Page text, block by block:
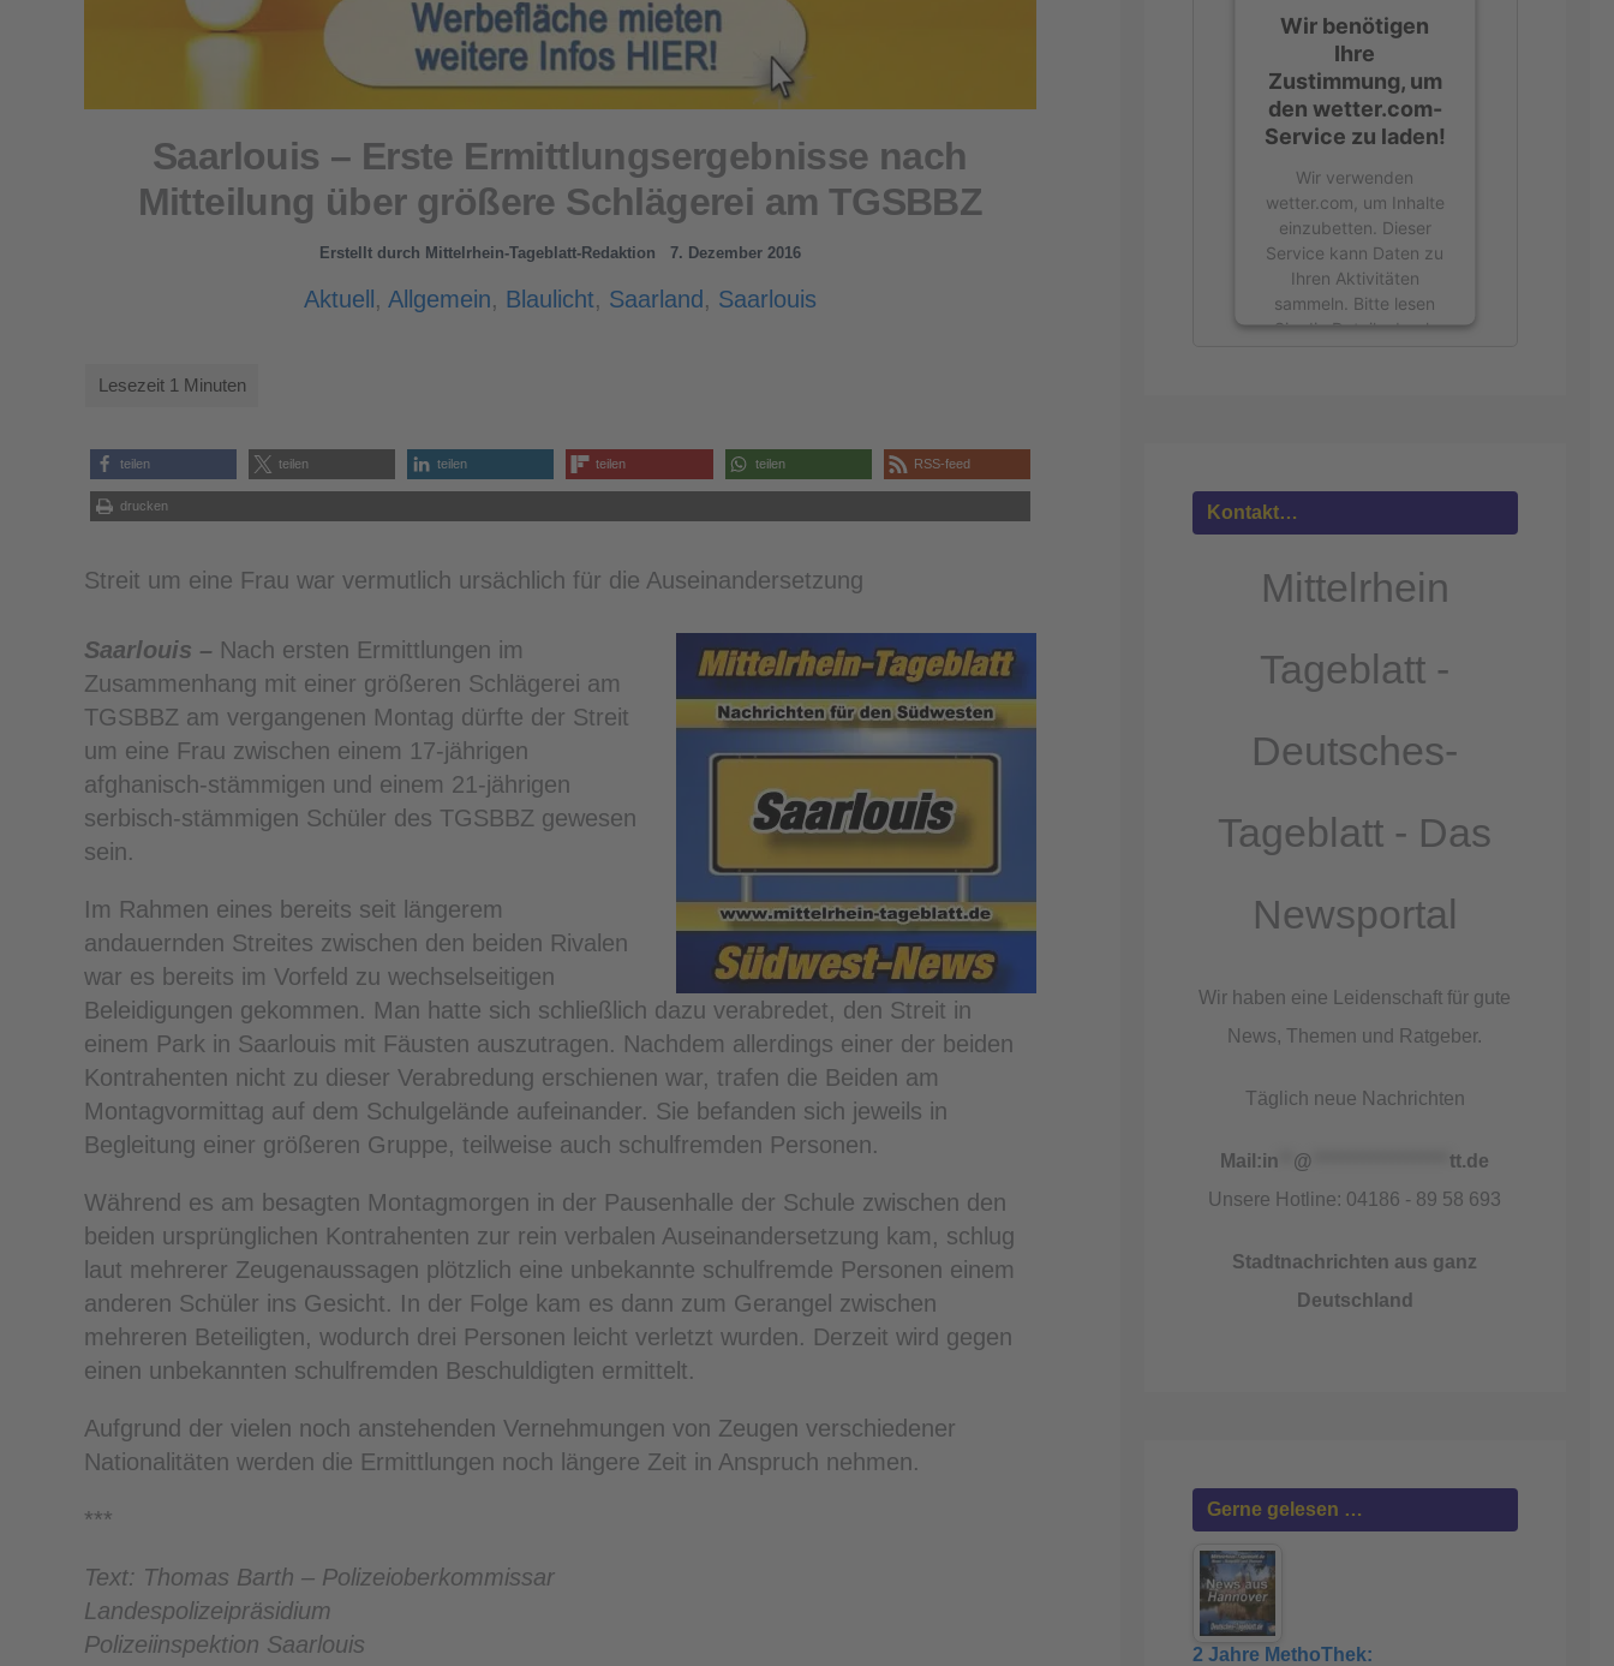
Saarlouis – Erste Ermittlungsergebnisse nach
Mitteilung über größere Schlägerei am TGSBBZ
Erstellt durch Mittelrhein-Tageblatt-Redaktion 7. Dezember 2016
Aktuell, Allgemein, Blaulicht, Saarland, Saarlouis
teilen teilen teilen teilen teilen RSS-feed
drucken
Streit um eine Frau war vermutlich ursächlich für die Auseinandersetzung
Saarlouis – Nach ersten Ermittlungen im
Zusammenhang mit einer größeren Schlägerei am
TGSBBZ am vergangenen Montag dürfte der Streit
um eine Frau zwischen einem 17-jährigen
afghanisch-stämmigen und einem 21-jährigen
serbisch-stämmigen Schüler des TGSBBZ gewesen
sein.
Im Rahmen eines bereits seit längerem
andauernden Streites zwischen den beiden Rivalen
war es bereits im Vorfeld zu wechselseitigen
Beleidigungen gekommen. Man hatte sich schließlich dazu verabredet, den Streit in
einem Park in Saarlouis mit Fäusten auszutragen. Nachdem allerdings einer der beiden
Kontrahenten nicht zu dieser Verabredung erschienen war, trafen die Beiden am
Montagvormittag auf dem Schulgelände aufeinander. Sie befanden sich jeweils in
Begleitung einer größeren Gruppe, teilweise auch schulfremden Personen.
Während es am besagten Montagmorgen in der Pausenhalle der Schule zwischen den
beiden ursprünglichen Kontrahenten zur rein verbalen Auseinandersetzung kam, schlug
laut mehrerer Zeugenaussagen plötzlich eine unbekannte schulfremde Personen einem
anderen Schüler ins Gesicht. In der Folge kam es dann zum Gerangel zwischen
mehreren Beteiligten, wodurch drei Personen leicht verletzt wurden. Derzeit wird gegen
einen unbekannten schulfremden Beschuldigten ermittelt.
Aufgrund der vielen noch anstehenden Vernehmungen von Zeugen verschiedener
Nationalitäten werden die Ermittlungen noch längere Zeit in Anspruch nehmen.
***
Text: Thomas Barth – Polizeioberkommissar
Landespolizeipräsidium
Polizeiinspektion Saarlouis
Wir benötigen
Ihre
Zustimmung, um
den wetter.com-
Service zu laden!
Wir verwenden
wetter.com, um Inhalte
einzubetten. Dieser
Service kann Daten zu
Ihren Aktivitäten
sammeln. Bitte lesen
Sie die Details durch
Informationen
powered by
& eRecht24
Kontakt…
Mittelrhein
Tageblatt -
Deutsches-
Tageblatt - Das
Newsportal
Wir haben eine Leidenschaft für gute
News, Themen und Ratgeber.
Täglich neue Nachrichten
Mail:in @ *******************tt.de
Unsere Hotline: 04186 - 89 58 693
Stadtnachrichten aus ganz
Deutschland
Gerne gelesen …
2 Jahre MethoThek: